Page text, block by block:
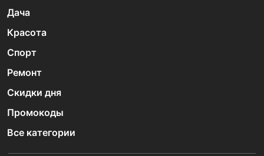
Дача
Красота
Спорт
Ремонт
Скидки дня
Промокоды
Все категории